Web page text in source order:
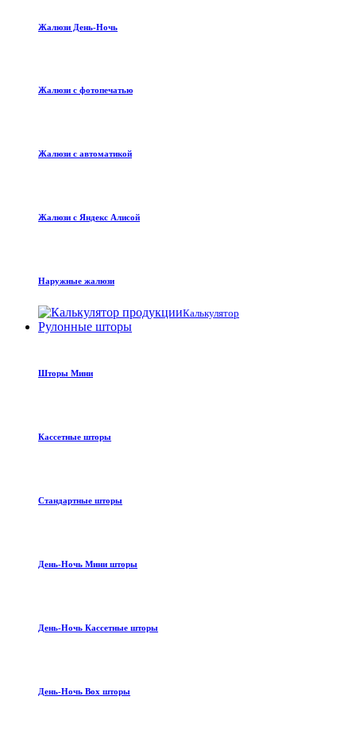
Жалюзи День-Ночь
Жалюзи с фотопечатью
Жалюзи с автоматикой
Жалюзи с Яндекс Алисой
Наружные жалюзи
Калькулятор
Рулонные шторы
Шторы Мини
Кассетные шторы
Стандартные шторы
День-Ночь Мини шторы
День-Ночь Кассетные шторы
День-Ночь Box шторы